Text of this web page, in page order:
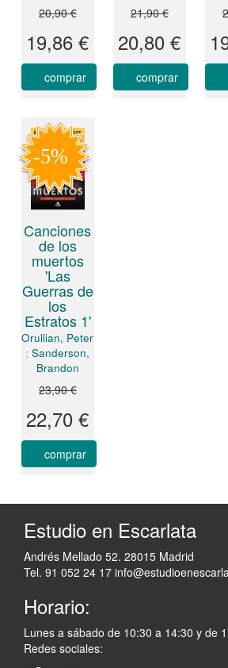
20,90 €
19,86 €
comprar
21,90 €
20,80 €
comprar
Canciones
de los
muertos
'Las
Guerras de
los
Estratos 1'
Orullian, Peter
;Sanderson,
Brandon
23,90 €
22,70 €
comprar
Estudio en Escarlata
Andrés Mellado 52. 28015 Madrid
Tel. 91 052 24 17
Horario:
Lunes a sábado de 10:30 a 14:30 y de
Redes sociales: